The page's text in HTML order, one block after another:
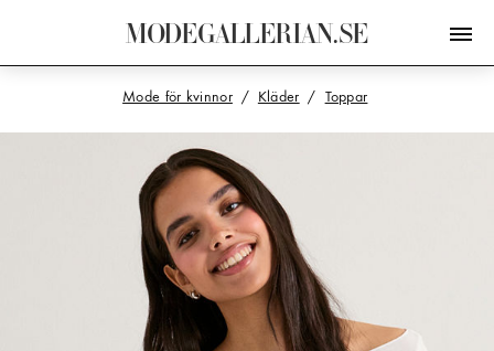
MODEGALLERIAN.SE
Mode för kvinnor Kläder Toppar